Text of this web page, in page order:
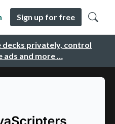
decks privately, control
ads and more …
Sign up for free